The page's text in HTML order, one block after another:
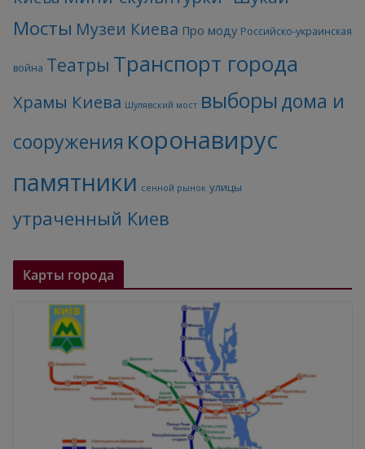
Мосты Музеи Киева Про моду Российско-украинская
война Театры Транспорт города
Храмы Киева Шулявский мост выборы дома и
сооружения коронавирус
памятники сенной рынок улицы
утраченный Киев
Карты города